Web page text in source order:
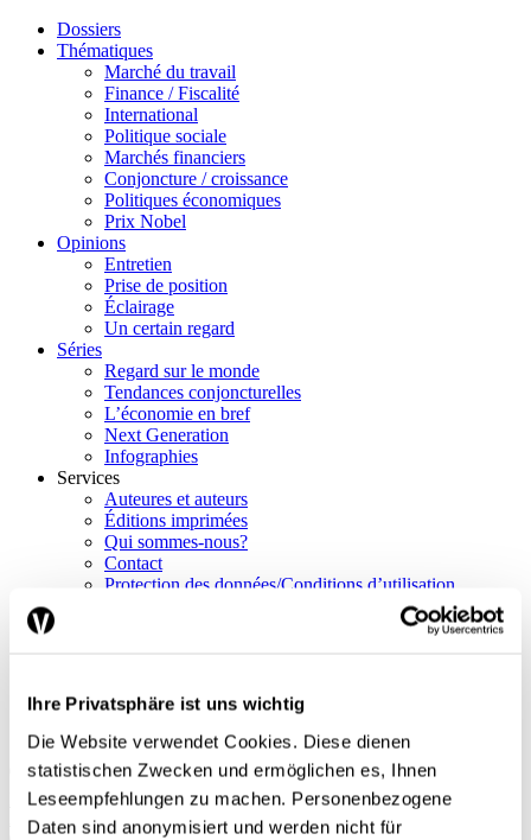
Ihre Privatsphäre ist uns wichtig
Die Website verwendet Cookies. Diese dienen
statistischen Zwecken und ermöglichen es, Ihnen
Leseempfehlungen zu machen. Personenbezogene
Daten sind anonymisiert und werden nicht für
Dossiers
Thématiques
Marché du travail
Finance / Fiscalité
International
Politique sociale
Marchés financiers
Conjoncture / croissance
Politiques économiques
Prix Nobel
Opinions
Entretien
Prise de position
Éclairage
Un certain regard
Séries
Regard sur le monde
Tendances conjoncturelles
L’économie en bref
Next Generation
Infographies
Services
Auteures et auteurs
Éditions imprimées
Qui sommes-nous?
Contact
Protection des données/Conditions d’utilisation
DE
FR
Rechercher
Abonnements